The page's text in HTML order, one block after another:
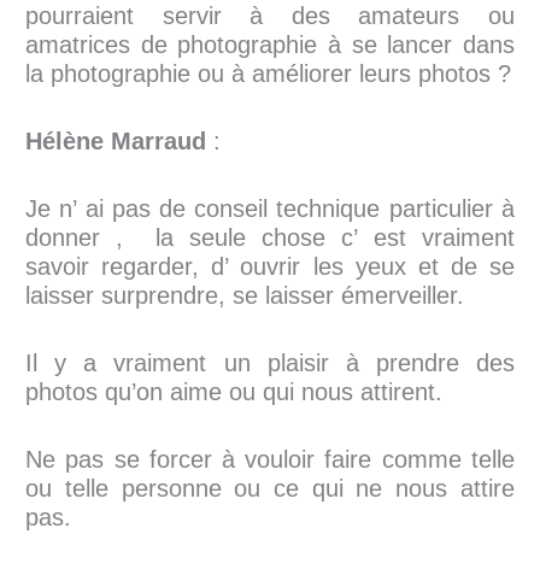
pourraient servir à des amateurs ou
amatrices de photographie à se lancer dans
la photographie ou à améliorer leurs photos ?
Hélène Marraud :
Je n’ ai pas de conseil technique particulier à
donner , la seule chose c’ est vraiment
savoir regarder, d’ ouvrir les yeux et de se
laisser surprendre, se laisser émerveiller.
Il y a vraiment un plaisir à prendre des
photos qu’on aime ou qui nous attirent.
Ne pas se forcer à vouloir faire comme telle
ou telle personne ou ce qui ne nous attire
pas.